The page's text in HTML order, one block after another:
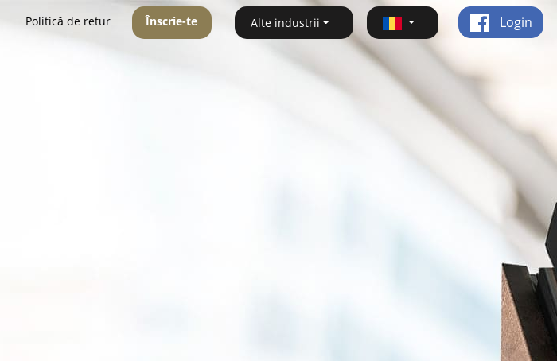
Politică de retur Înscrie-te Alte industrii Login